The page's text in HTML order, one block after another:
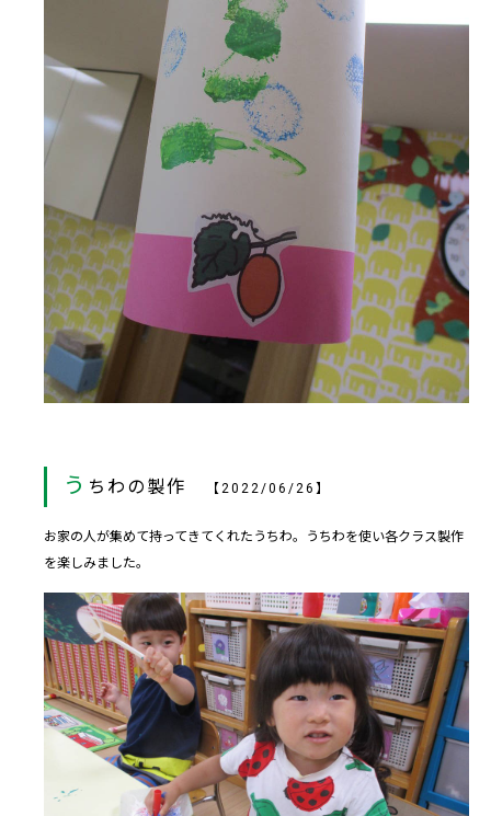
う ちわの製作 【2022/06/26】
お家の人が集めて持ってきてくれたうちわ。うちわを使い各クラス製作
を楽しみました。